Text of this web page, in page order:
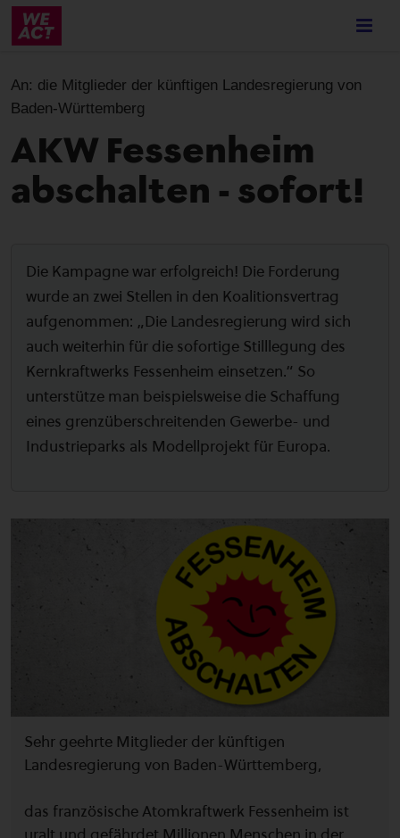
Skip
content
An: die Mitglieder der künftigen Landesregierung von
Baden-Württemberg
AKW Fessenheim
abschalten - sofort!
Die Kampagne war erfolgreich! Die Forderung
wurde an zwei Stellen in den Koalitionsvertrag
aufgenommen: „Die Landesregierung wird sich
auch weiterhin für die sofortige Stilllegung des
Kernkraftwerks Fessenheim einsetzen.“ So
unterstütze man beispielsweise die Schaffung
eines grenzüberschreitenden Gewerbe- und
Industrieparks als Modellprojekt für Europa.
Sehr geehrte Mitglieder der künftigen
Landesregierung von Baden-Württemberg,
das französische Atomkraftwerk Fessenheim ist